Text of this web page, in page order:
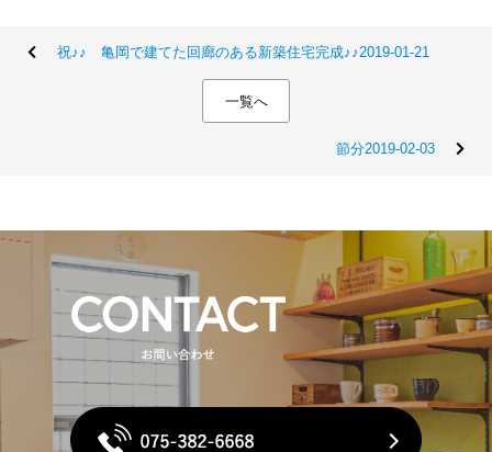
祝♪♪ 亀岡で建てた回廊のある新築住宅完成♪♪2019-01-21
一覧へ
節分2019-02-03